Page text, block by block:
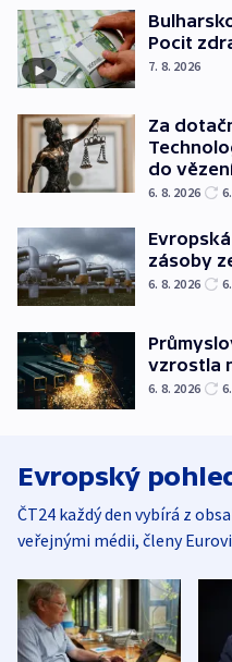
Pocit
7. 8. 2026
Za
do
6. 8. 2026
zásoby
6. 8. 2026
vzrostla
6. 8. 2026
Evropský
ČT24 každý den vybírá z
veřejnými médii, členy